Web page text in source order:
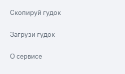
Скопируй гудок
Загрузи гудок
О сервисе